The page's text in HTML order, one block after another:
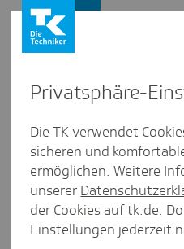
Firmenkunden /
Wissen
blätter
Unsere
Privat­sphäre-
Die TK verwendet
sicheren und
ermöglichen. Weitere
unserer
der Cookies auf tk.de.
Einstellungen jederzeit